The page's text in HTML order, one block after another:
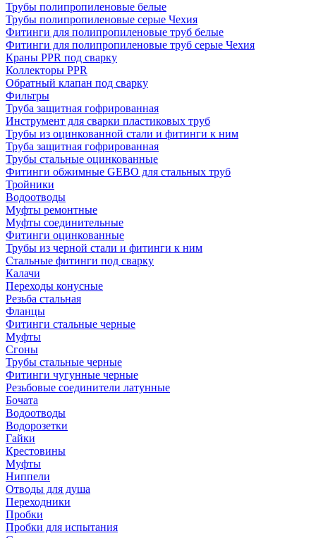
Трубы полипропиленовые белые
Трубы полипропиленовые серые Чехия
Фитинги для полипропиленовые труб белые
Фитинги для полипропиленовые труб серые Чехия
Краны PPR под сварку
Коллекторы PPR
Обратный клапан под сварку
Фильтры
Труба защитная гофрированная
Инструмент для сварки пластиковых труб
Трубы из оцинкованной стали и фитинги к ним
Труба защитная гофрированная
Трубы стальные оцинкованные
Фитинги обжимные GEBO для стальных труб
Тройники
Водоотводы
Муфты ремонтные
Муфты соединительные
Фитинги оцинкованные
Трубы из черной стали и фитинги к ним
Стальные фитинги под сварку
Калачи
Переходы конусные
Резьба стальная
Фланцы
Фитинги стальные черные
Муфты
Сгоны
Трубы стальные черные
Фитинги чугунные черные
Резьбовые соединители латунные
Бочата
Водоотводы
Водорозетки
Гайки
Крестовины
Муфты
Ниппели
Отводы для душа
Переходники
Пробки
Пробки для испытания